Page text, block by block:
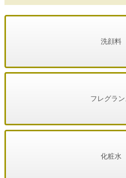
洗顔料
フレグラン
化粧水